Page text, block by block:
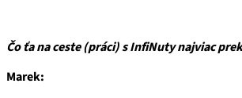
Čo ťa na ceste (práci) s InfiNuty najviac
Marek: